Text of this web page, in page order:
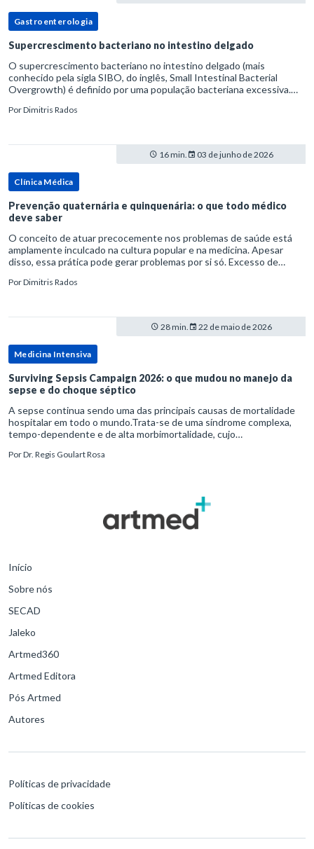
Gastroenterologia
Supercrescimento bacteriano no intestino delgado
O supercrescimento bacteriano no intestino delgado (mais
conhecido pela sigla SIBO, do inglês, Small Intestinal Bacterial
Overgrowth) é definido por uma população bacteriana excessiva.
PorDimitris Rados
16 min. 03 de junho de 2026
Clínica Médica
Prevenção quaternária e quinquenária: o que todo médico
deve saber
O conceito de atuar precocemente nos problemas de saúde está
amplamente inculcado na cultura popular e na medicina. Apesar
disso, essa prática pode gerar problemas por si só. Excesso de
PorDimitris Rados
28 min. 22 de maio de 2026
Medicina Intensiva
Surviving Sepsis Campaign 2026: o que mudou no manejo da
sepse e do choque séptico
A sepse continua sendo uma das principais causas de mortalidade
hospitalar em todo o mundo.Trata-se de uma síndrome complexa,
tempo-dependente e de alta morbimortalidade, cujo
para o desfe
PorDr. Regis Goulart Rosa
Início
Sobre nós
SECAD
Jaleko
Artmed360
Artmed Editora
Pós Artmed
Autores
Políticas de privacidade
Políticas de cookies